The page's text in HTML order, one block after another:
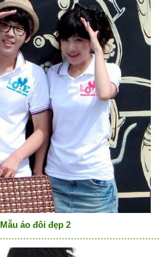
Mẫu áo đôi đẹp 2